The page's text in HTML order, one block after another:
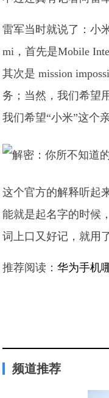
雷军当时就说了：小
mi，首先是Mobile
其次是 mission
务；当然，我们希望
我们希望“小米”这个
这个官方的解释听起
能就是起名字的时候
词上口又好记，就用
推荐阅读：华为手机
频道推荐